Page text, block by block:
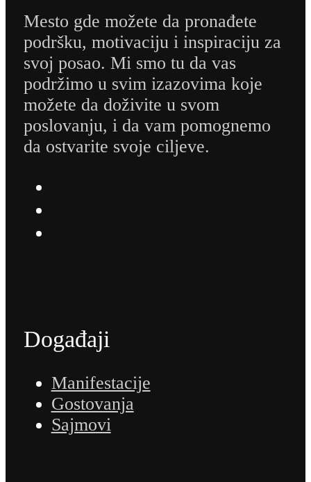
Mesto gde možete da pronađete
podršku, motivaciju i inspiraciju za
svoj posao. Mi smo tu da vas
podržimo u svim izazovima koje
možete da doživite u svom
poslovanju, i da vam pomognemo
da ostvarite svoje ciljeve.
Događaji
Manifestacije
Gostovanja
Sajmovi